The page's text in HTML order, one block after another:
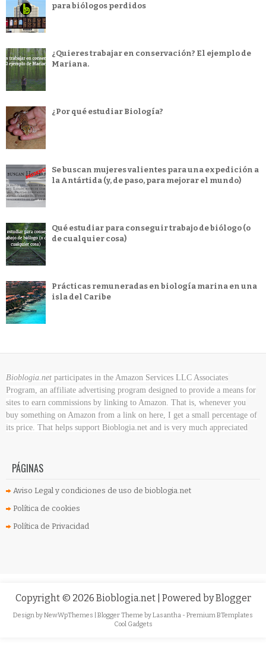
para biólogos perdidos
¿Quieres trabajar en conservación? El ejemplo de
Mariana.
¿Por qué estudiar Biología?
Se buscan mujeres valientes para una expedición a
la Antártida (y, de paso, para mejorar el mundo)
Qué estudiar para conseguir trabajo de biólogo (o
de cualquier cosa)
Prácticas remuneradas en biología marina en una
isla del Caribe
Bioblogia.net participates in the Amazon Services LLC Associates
Program, an affiliate advertising program designed to provide a means for
sites to earn commissions by linking to Amazon. That is, whenever you
buy something on Amazon from a link on here, I get a small percentage of
its price. That helps support Bioblogia.net and is very much appreciated
PÁGINAS
Aviso Legal y condiciones de uso de bioblogia.net
Política de cookies
Política de Privacidad
Copyright © 2026 Bioblogia.net | Powered byBlogger
Design byNewWpThemes | Blogger Theme byLasantha - Premium BTemplates
Cool Gadgets